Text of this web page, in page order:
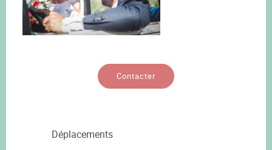
Contacter
Déplacements